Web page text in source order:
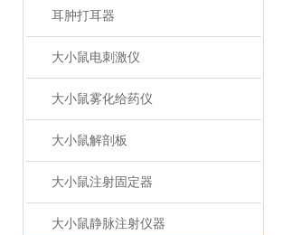
耳肿打耳器
大小鼠电刺激仪
大小鼠雾化给药仪
大小鼠解剖板
大小鼠注射固定器
大小鼠静脉注射仪器